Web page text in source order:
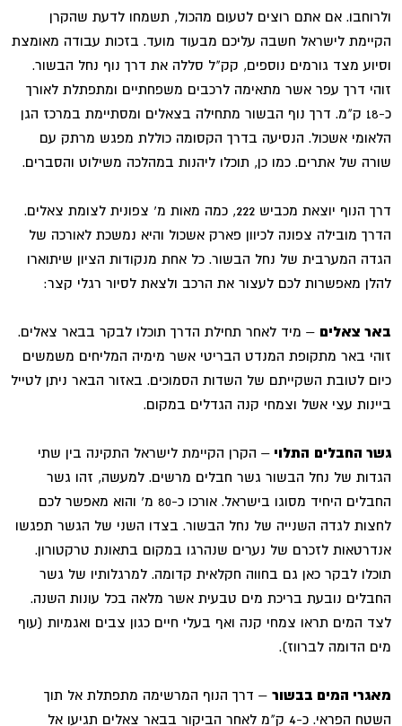
ולרוחבו. אם אתם רוצים לטעום מהכול, תשמחו לדעת שהקרן
הקיימת לישראל חשבה עליכם מבעוד מועד. בזכות עבודה מאומצת
וסיוע מצד גורמים נוספים, קק"ל סללה את דרך נוף נחל הבשור.
זוהי דרך עפר אשר מתאימה לרכבים משפחתיים ומתפתלת לאורך
כ-18 ק"מ. דרך נוף הבשור מתחילה בצאלים ומסתיימת במרכז הגן
הלאומי אשכול. הנסיעה בדרך הקסומה כוללת מפגש מרתק עם
שורה של אתרים. כמו כן, תוכלו ליהנות במהלכה משילוט והסברים.
דרך הנוף יוצאת מכביש 222, כמה מאות מ' צפונית לצומת צאלים.
הדרך מובילה צפונה לכיוון פארק אשכול והיא נמשכת לאורכה של
הגדה המערבית של נחל הבשור. כל אחת מנקודות הציון שיתוארו
להלן מאפשרות לכם לעצור את הרכב ולצאת לסיור רגלי קצר:
באר צאלים – מיד לאחר תחילת הדרך תוכלו לבקר בבאר צאלים.
זוהי באר מתקופת המנדט הבריטי אשר מימיה המליחים משמשים
כיום לטובת השקייתם של השדות הסמוכים. באזור הבאר ניתן לטייל
ביינות עצי אשל וצמחי קנה הגדלים במקום.
גשר החבלים התלוי – הקרן הקיימת לישראל התקינה בין שתי
הגדות של נחל הבשור גשר חבלים מרשים. למעשה, זהו גשר
החבלים היחיד מסוגו בישראל. אורכו כ-80 מ' והוא מאפשר לכם
לחצות לגדה השנייה של נחל הבשור. בצדו השני של הגשר תפגשו
אנדרטאות לזכרם של נערים שנהרגו במקום בתאונת טרקטורון.
תוכלו לבקר כאן גם בחווה חקלאית קדומה. למרגלותיו של גשר
החבלים נובעת בריכת מים טבעית אשר מלאה בכל עונות השנה.
לצד המים תראו צמחי קנה ואף בעלי חיים כגון צבים ואגמיות (עוף
מים הדומה לברווז).
מאגרי המים בבשור – דרך הנוף המרשימה מתפתלת אל תוך
השטח הפראי. כ-4 ק"מ לאחר הביקור בבאר צאלים תגיעו אל